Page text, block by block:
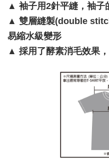
▲ 袖子用2針平縫，袖子
▲ 雙層縫製(double
易縮水級變形
▲ 採用了酵素消毛效果